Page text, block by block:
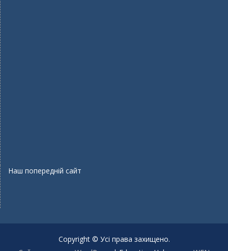
Наш попередній сайт
Copyright © Усі права захищено.